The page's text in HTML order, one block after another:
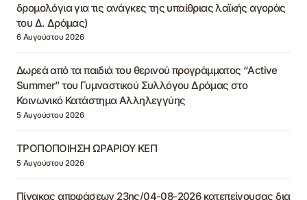
δρομολόγια για τις ανάγκες της υπαίθριας λαϊκής αγοράς
του Δ. Δράμας)
6 Αυγούστου 2026
Δωρεά από τα παιδιά του θερινού προγράμματος “Active
Summer” του Γυμναστικού Συλλόγου Δράμας στο
Κοινωνικό Κατάστημα Αλληλεγγύης
5 Αυγούστου 2026
ΤΡΟΠΟΠΟΙΗΣΗ ΩΡΑΡΙΟΥ ΚΕΠ
5 Αυγούστου 2026
Πίνακας αποφάσεων 23ης/04-08-2026 κατεπείγουσας δια